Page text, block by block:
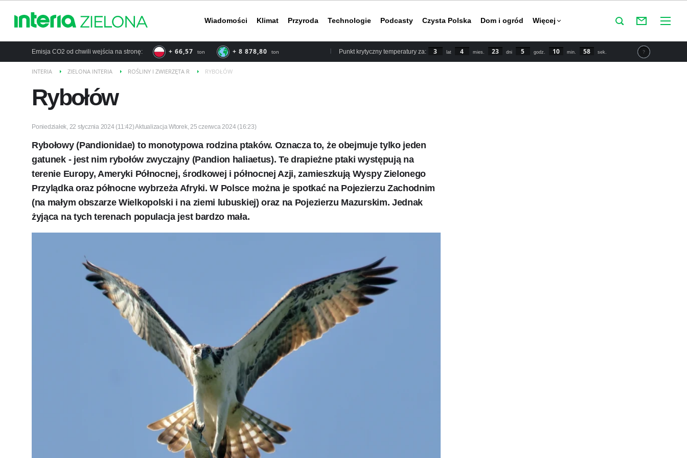
Wiadomości Klimat Przyroda Technologie Podcasty Czysta Polska Dom i ogród Więcej
Emisja CO2 od chwili wejścia na stronę: + 66,57 ton + 8 878,80 ton Punkt krytyczny temperatury za: 3 lat 4 mies. 23 dni 5 godz. 10 min. 58 sek.
INTERIA ZIELONA INTERIA ROŚLINY I ZWIERZĘTA R RYBOŁÓW
Rybołów
Poniedziałek, 22 stycznia 2024 (11:42) Aktualizacja Wtorek, 25 czerwca 2024 (16:23)
Rybołowy (Pandionidae) to monotypowa rodzina ptaków. Oznacza to, że obejmuje tylko jeden
gatunek - jest nim rybołów zwyczajny (Pandion haliaetus). Te drapieżne ptaki występują na
terenie Europy, Ameryki Północnej, środkowej i północnej Azji, zamieszkują Wyspy Zielonego
Przylądka oraz północne wybrzeża Afryki. W Polsce można je spotkać na Pojezierzu Zachodnim
(na małym obszarze Wielkopolski i na ziemi lubuskiej) oraz na Pojezierzu Mazurskim. Jednak
żyjąca na tych terenach populacja jest bardzo mała.